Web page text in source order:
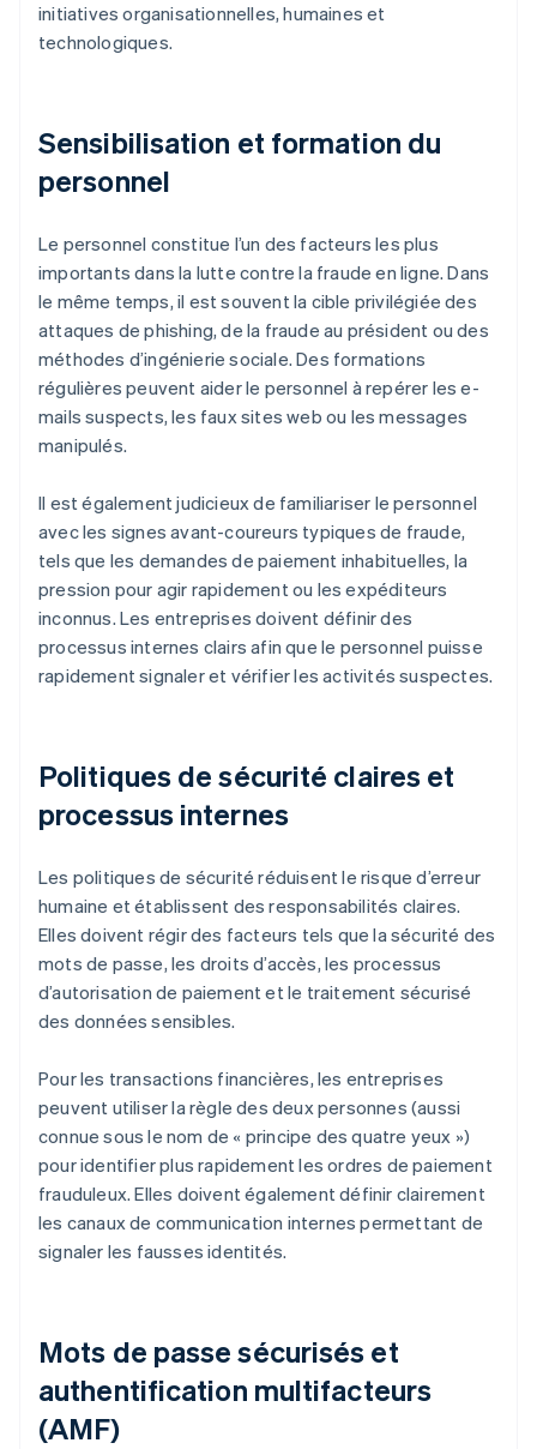
initiatives organisationnelles, humaines et
technologiques.
Sensibilisation et formation du
personnel
Le personnel constitue l’un des facteurs les plus
importants dans la lutte contre la fraude en ligne. Dans
le même temps, il est souvent la cible privilégiée des
attaques de phishing, de la fraude au président ou des
méthodes d’ingénierie sociale. Des formations
régulières peuvent aider le personnel à repérer les e-
mails suspects, les faux sites web ou les messages
manipulés.
Il est également judicieux de familiariser le personnel
avec les signes avant-coureurs typiques de fraude,
tels que les demandes de paiement inhabituelles, la
pression pour agir rapidement ou les expéditeurs
inconnus. Les entreprises doivent définir des
processus internes clairs afin que le personnel puisse
rapidement signaler et vérifier les activités suspectes.
Politiques de sécurité claires et
processus internes
Les politiques de sécurité réduisent le risque d’erreur
humaine et établissent des responsabilités claires.
Elles doivent régir des facteurs tels que la sécurité des
mots de passe, les droits d’accès, les processus
d’autorisation de paiement et le traitement sécurisé
des données sensibles.
Pour les transactions financières, les entreprises
peuvent utiliser la règle des deux personnes (aussi
connue sous le nom de « principe des quatre yeux »)
pour identifier plus rapidement les ordres de paiement
frauduleux. Elles doivent également définir clairement
les canaux de communication internes permettant de
signaler les fausses identités.
Mots de passe sécurisés et
authentification multifacteurs
(AMF)